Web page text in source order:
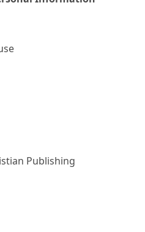
Publishing